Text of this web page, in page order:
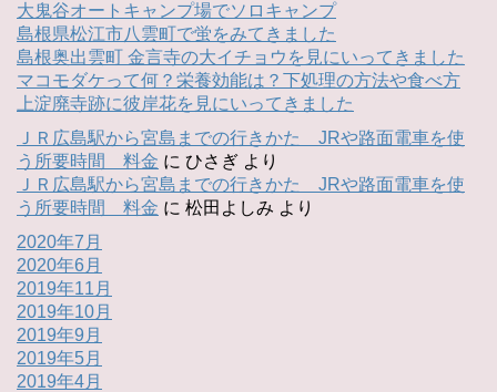
大鬼谷オートキャンプ場でソロキャンプ
島根県松江市八雲町で蛍をみてきました
島根奥出雲町 金言寺の大イチョウを見にいってきました
マコモダケって何？栄養効能は？下処理の方法や食べ方
上淀廃寺跡に彼岸花を見にいってきました
ＪＲ広島駅から宮島までの行きかた JRや路面電車を使
う所要時間 料金 に ひさぎ より
ＪＲ広島駅から宮島までの行きかた JRや路面電車を使
う所要時間 料金 に 松田よしみ より
2020年7月
2020年6月
2019年11月
2019年10月
2019年9月
2019年5月
2019年4月